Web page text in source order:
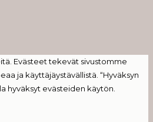
Evästeet tekevät sivustomme
ja käyttäjäystävällistä. “Hyväksyn
hyväksyt evästeiden käytön.